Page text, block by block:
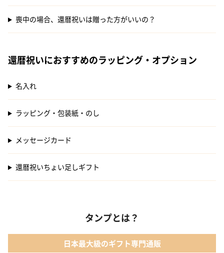
喪中の場合、還暦祝いは贈った方がいいの？
還暦祝いにおすすめのラッピング・オプション
名入れ
ラッピング・包装紙・のし
メッセージカード
還暦祝いちょい足しギフト
タンプとは？
日本最大級のギフト専門通販